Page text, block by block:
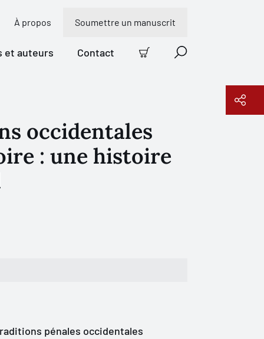
À propos Soumettre un manuscrit
et auteurs Contact
Panier Recherche
occidentales
: une histoire
pénales occidentales